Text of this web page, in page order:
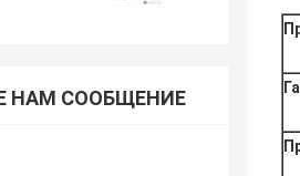
НАМ СООБЩЕНИЕ